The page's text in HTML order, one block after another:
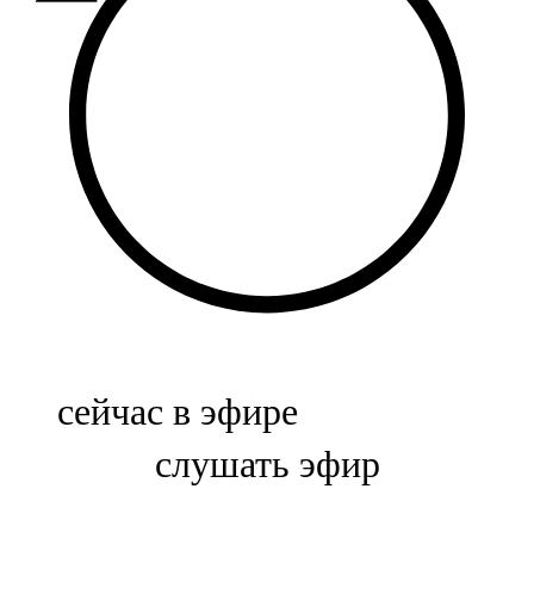
107,1 FM
Балык бистәсе
104,9 FM
Баулы
107,5 FM
Биләр
Болгар
сейчас в эфире
слушать эфир